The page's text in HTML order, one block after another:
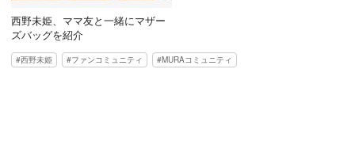
西野未姫、ママ友と一緒にマザー
ズバッグを紹介
西野未姫 ファンコミュニティ MURAコミュニティ